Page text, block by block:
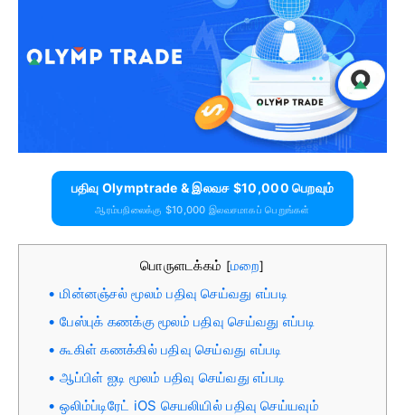
பதிவு Olymptrade & இலவச $10,000 பெறவும்
ஆரம்பநிலைக்கு $10,000 இலவசமாகப் பெறுங்கள்
பொருளடக்கம் [மறை]
மின்னஞ்சல் மூலம் பதிவு செய்வது எப்படி
பேஸ்புக் கணக்கு மூலம் பதிவு செய்வது எப்படி
கூகிள் கணக்கில் பதிவு செய்வது எப்படி
ஆப்பிள் ஐடி மூலம் பதிவு செய்வது எப்படி
ஒலிம்ப்டிரேட் iOS செயலியில் பதிவு செய்யவும்